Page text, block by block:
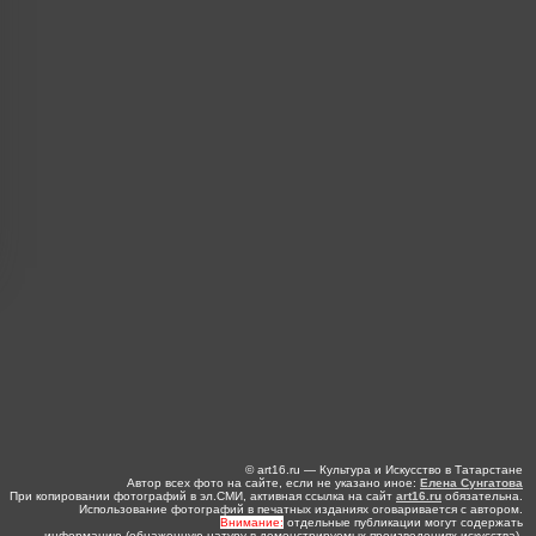
© art16.ru — Культура и Искусство в Татарстане
Автор всех фото на сайте, если не указано иное: Елена Сунгатова
При копировании фотографий в эл.СМИ, активная ссылка на сайт art16.ru обязательна.
Использование фотографий в печатных изданиях оговаривается с автором.
Внимание: отдельные публикации могут содержать